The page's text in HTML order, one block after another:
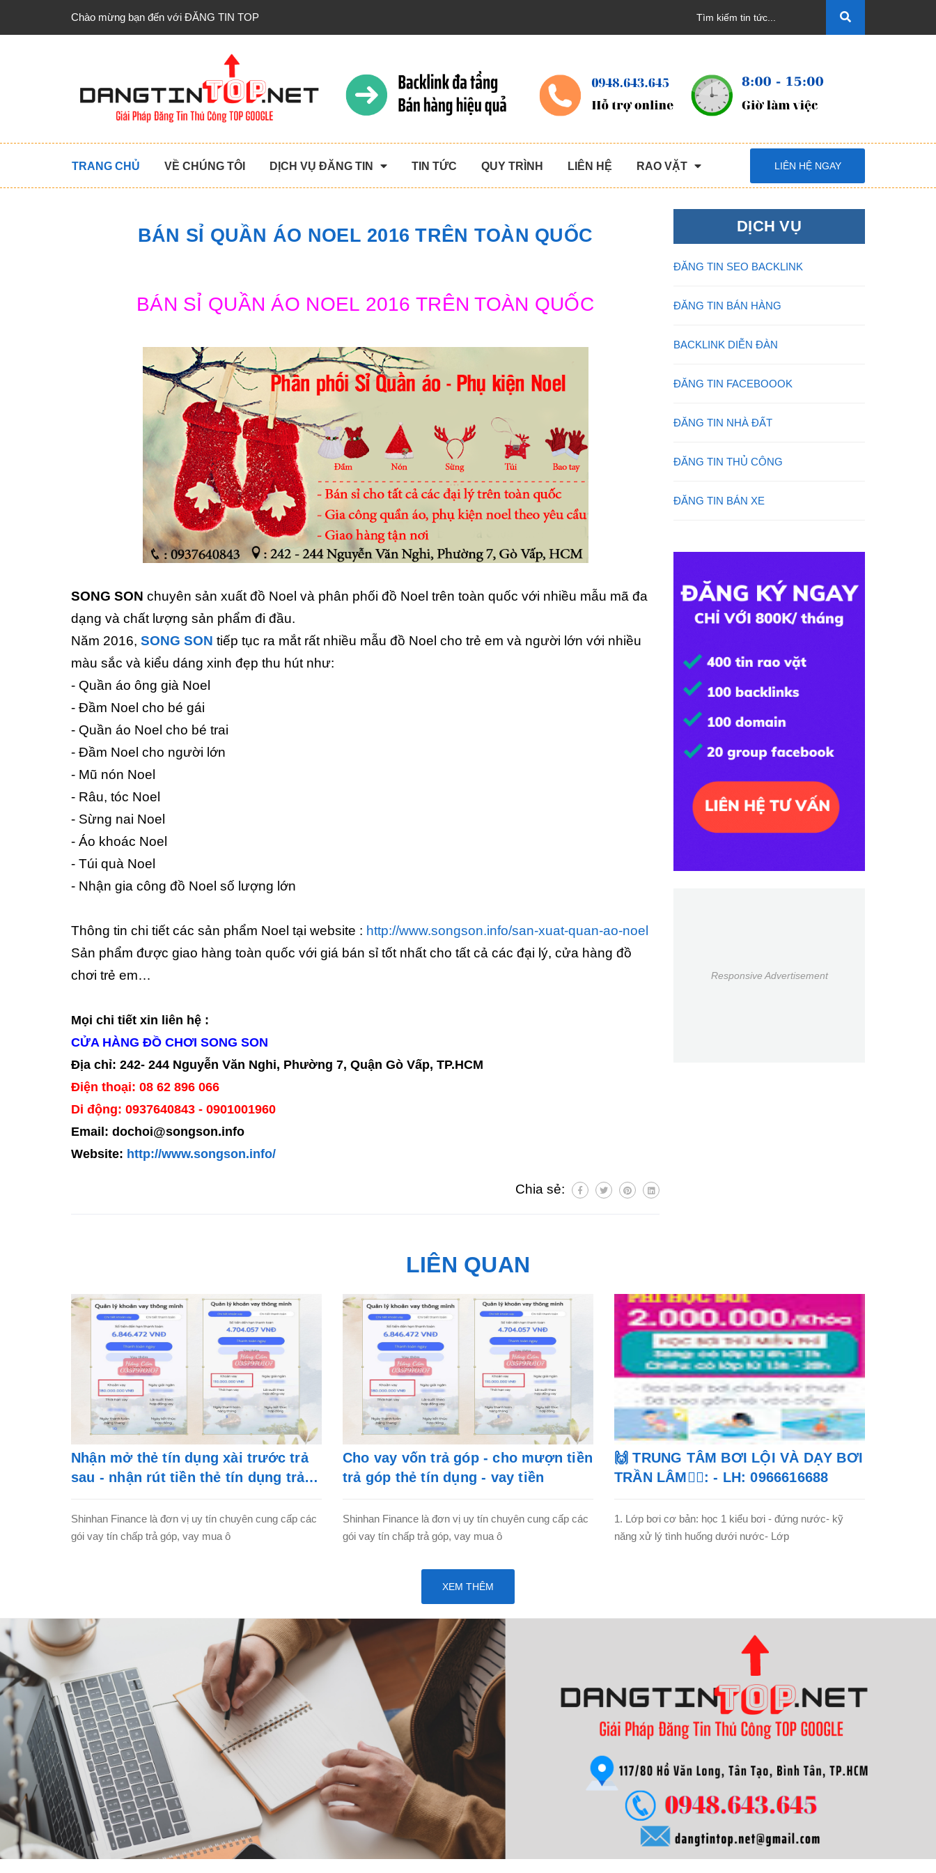
Chào mừng bạn đến với ĐĂNG TIN TOP
TRANG CHỦ VỀ CHÚNG TÔI DỊCH VỤ ĐĂNG TIN TIN TỨC QUY TRÌNH LIÊN HỆ RAO VẶT LIÊN HỆ NGAY
BÁN SỈ QUẦN ÁO NOEL 2016 TRÊN TOÀN QUỐC
BÁN SỈ QUẦN ÁO NOEL 2016 TRÊN TOÀN QUỐC
SONG SON chuyên sản xuất đồ Noel và phân phối đồ Noel trên toàn quốc với nhiều mẫu mã đa
dạng và chất lượng sản phẩm đi đầu.
Năm 2016, SONG SON tiếp tục ra mắt rất nhiều mẫu đồ Noel cho trẻ em và người lớn với nhiều
màu sắc và kiểu dáng xinh đẹp thu hút như:
- Quần áo ông già Noel
- Đầm Noel cho bé gái
- Quần áo Noel cho bé trai
- Đầm Noel cho người lớn
- Mũ nón Noel
- Râu, tóc Noel
- Sừng nai Noel
- Áo khoác Noel
- Túi quà Noel
- Nhận gia công đồ Noel số lượng lớn
Thông tin chi tiết các sản phẩm Noel tại website : http://www.songson.info/san-xuat-quan-ao-noel
Sản phẩm được giao hàng toàn quốc với giá bán sỉ tốt nhất cho tất cả các đại lý, cửa hàng đồ
chơi trẻ em…
Mọi chi tiết xin liên hệ :
CỬA HÀNG ĐỒ CHƠI SONG SON
Địa chỉ: 242- 244 Nguyễn Văn Nghi, Phường 7, Quận Gò Vấp, TP.HCM
Điện thoại: 08 62 896 066
Di động: 0937640843 - 0901001960
Email: dochoi@songson.info
Website: http://www.songson.info/
Chia sẻ:
DỊCH VỤ
ĐĂNG TIN SEO BACKLINK
ĐĂNG TIN BÁN HÀNG
BACKLINK DIỄN ĐÀN
ĐĂNG TIN FACEBOOOK
ĐĂNG TIN NHÀ ĐẤT
ĐĂNG TIN THỦ CÔNG
ĐĂNG TIN BÁN XE
Responsive Advertisement
LIÊN QUAN
Nhận mở thẻ tín dụng xài trước trả
sau - nhận rút tiền thẻ tín dụng trả
Shinhan Finance là đơn vị uy tín chuyên cung cấp các
gói vay tín chấp trả góp, vay mua ô
Cho vay vốn trả góp - cho mượn tiền
trả góp thẻ tín dụng - vay tiền
Shinhan Finance là đơn vị uy tín chuyên cung cấp các
gói vay tín chấp trả góp, vay mua ô
🙌 TRUNG TÂM BƠI LỘI VÀ DẠY BƠI
TRẦN LÂM🏊‍♂️: - LH: 0966616688
1. Lớp bơi cơ bản: học 1 kiểu bơi - đứng nước- kỹ
năng xử lý tình huống dưới nước- Lớp
XEM THÊM